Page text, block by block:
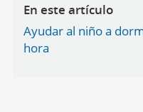
En este artículo
Ayudar al niño a
hora